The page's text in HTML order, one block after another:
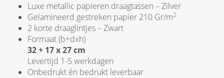
Luxe metallic papieren draagtassen – Zilver
Gelamineerd gestreken papier 210 Gr/m2
2 korte draaglintjes – Zwart
Formaat (b+dxh)
32 + 17 x 27 cm
Levertijd 1-5 werkdagen
Onbedrukt én bedrukt leverbaar